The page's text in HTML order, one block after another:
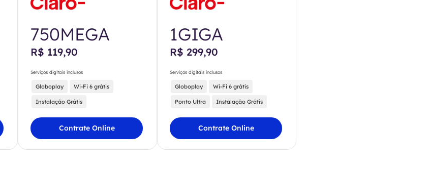
750MEGA
R$ 119,90
Serviços digitais inclusos
Globoplay Wi-Fi 6 grátis
Instalação Grátis
Contrate Online
1GIGA
R$ 299,90
Serviços digitais inclusos
Globoplay Wi-Fi 6 grátis
Ponto Ultra Instalação Grátis
Contrate Online